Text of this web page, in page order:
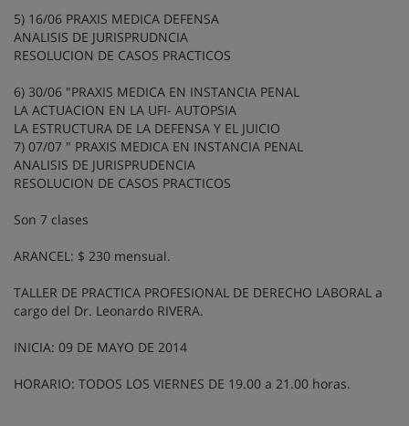
5) 16/06 PRAXIS MEDICA DEFENSA
ANALISIS DE JURISPRUDNCIA
RESOLUCION DE CASOS PRACTICOS
6) 30/06 "PRAXIS MEDICA EN INSTANCIA PENAL
LA ACTUACION EN LA UFI- AUTOPSIA
LA ESTRUCTURA DE LA DEFENSA Y EL JUICIO
7) 07/07 " PRAXIS MEDICA EN INSTANCIA PENAL
ANALISIS DE JURISPRUDENCIA
RESOLUCION DE CASOS PRACTICOS
Son 7 clases
ARANCEL: $ 230 mensual.
TALLER DE PRACTICA PROFESIONAL DE DERECHO LABORAL a
cargo del Dr. Leonardo RIVERA.
INICIA: 09 DE MAYO DE 2014
HORARIO: TODOS LOS VIERNES DE 19.00 a 21.00 horas.